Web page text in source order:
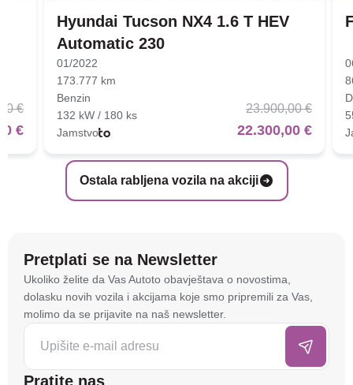
Ostala rabljena vozila na akciji
€
€
Hyundai Tucson NX4 1.6 T HEV
Automatic 230
01/2022
173.777 km
Benzin
132 kW / 180 ks
Jamstvo
23.900,00 €
22.300,00 €
Pretplati se na Newsletter
Ukoliko želite da Vas Autoto obavještava o novostima,
dolasku novih vozila i akcijama koje smo pripremili za Vas,
molimo da se prijavite na naš newsletter.
Pratite nas
Na stranici
tehnologije kako bismo spremali i pristupali
informacijama na vašem uređaju. To nam omogućuje
da poboljšamo funkcionalnost stranice, analiziramo
posjećenost te prikazujemo personalizirane oglase i
sadržaje koji bi vas mogli zanimati. U tu svrhu mogu